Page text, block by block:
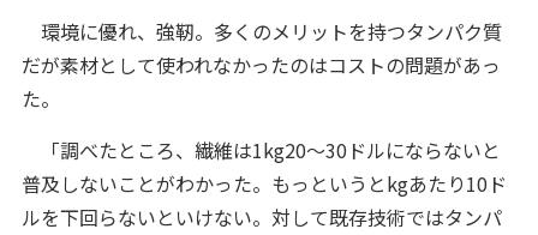
環境に優れ、強靭。多くのメリットを持つタンパク質
だが素材として使われなかったのはコストの問題があっ
た。
「調べたところ、繊維は1kg20～30ドルにならないと
普及しないことがわかった。もっというとkgあたり10ド
ルを下回らないといけない。対して既存技術ではタンパ